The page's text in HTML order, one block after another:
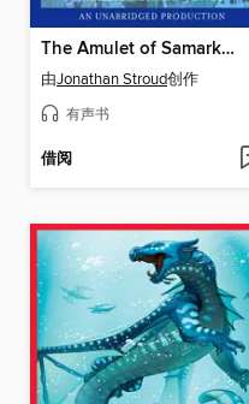
The Amulet of Samarkand
由Jonathan Stroud创作
有声书
借阅